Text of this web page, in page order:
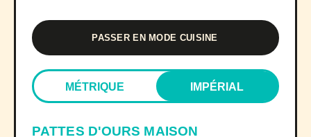
PASSER EN MODE CUISINE
MÉTRIQUE IMPÉRIAL
PATTES D'OURS MAISON